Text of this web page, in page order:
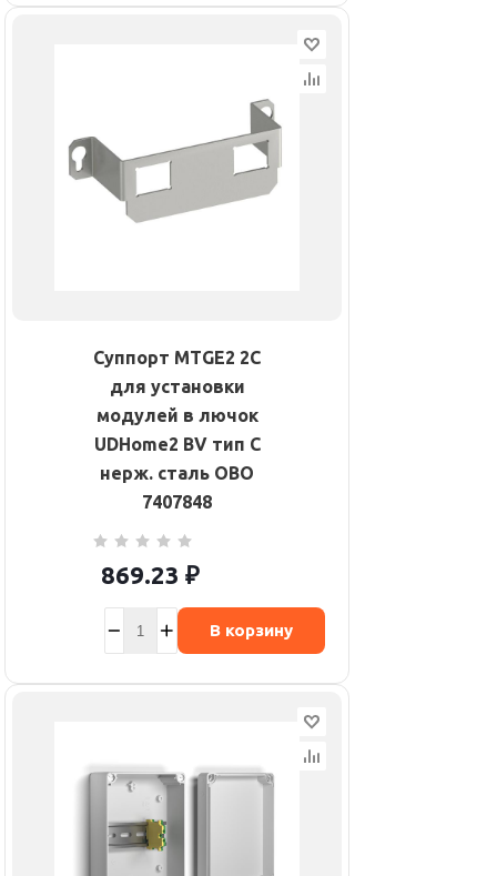
Суппорт MTGE2 2C
для установки
модулей в лючок
UDHome2 BV тип C
нерж. сталь OBO
7407848
869.23 ₽
В корзину